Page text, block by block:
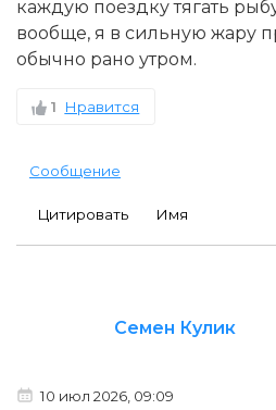
каждую поездку тягать
вообще, я в сильную жару
обычно рано утром.
1 Нравится
Сообщение
Цитировать Имя
Семен Кулик
10 июл 2026, 09:09